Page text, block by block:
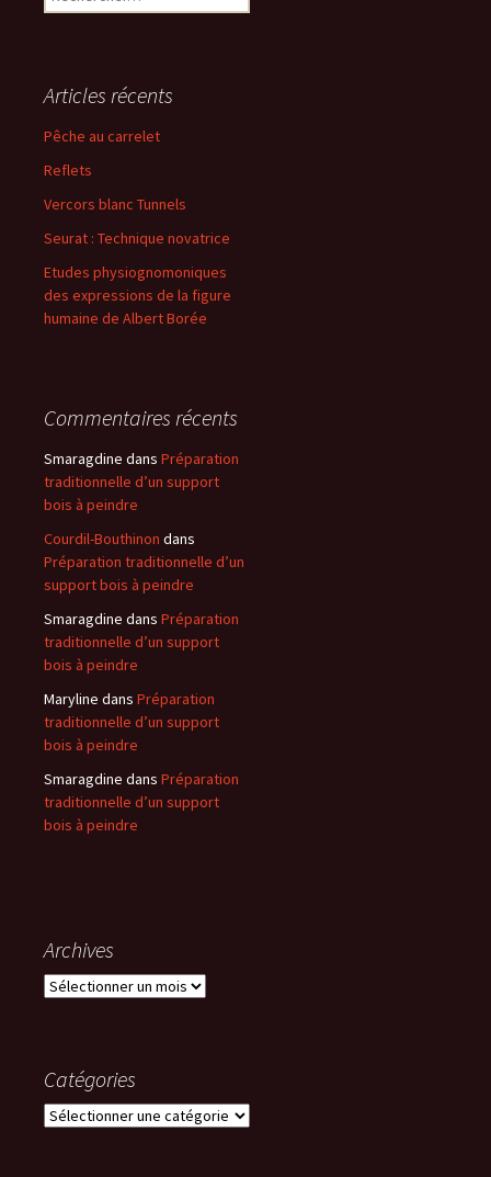
Articles récents
Pêche au carrelet
Reflets
Vercors blanc Tunnels
Seurat : Technique novatrice
Etudes physiognomoniques
des expressions de la figure
humaine de Albert Borée
Commentaires récents
Smaragdine dans Préparation
traditionnelle d’un support
bois à peindre
Courdil-Bouthinon dans
Préparation traditionnelle d’un
support bois à peindre
Smaragdine dans Préparation
traditionnelle d’un support
bois à peindre
Maryline dans Préparation
traditionnelle d’un support
bois à peindre
Smaragdine dans Préparation
traditionnelle d’un support
bois à peindre
Archives
Archives
Catégories
Catégories